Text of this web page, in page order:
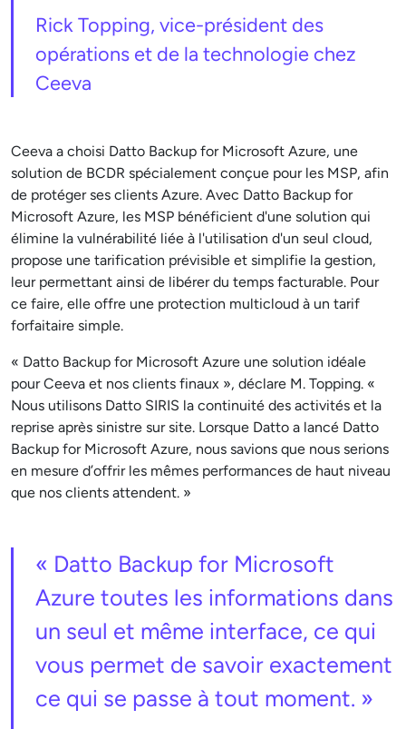
Rick Topping, vice-président des
opérations et de la technologie chez
Ceeva
Ceeva a choisi Datto Backup for Microsoft Azure, une
solution de BCDR spécialement conçue pour les MSP, afin
de protéger ses clients Azure. Avec Datto Backup for
Microsoft Azure, les MSP bénéficient d'une solution qui
élimine la vulnérabilité liée à l'utilisation d'un seul cloud,
propose une tarification prévisible et simplifie la gestion,
leur permettant ainsi de libérer du temps facturable. Pour
ce faire, elle offre une protection multicloud à un tarif
forfaitaire simple.
« Datto Backup for Microsoft Azure une solution idéale
pour Ceeva et nos clients finaux », déclare M. Topping. «
Nous utilisons Datto SIRIS la continuité des activités et la
reprise après sinistre sur site. Lorsque Datto a lancé Datto
Backup for Microsoft Azure, nous savions que nous serions
en mesure d’offrir les mêmes performances de haut niveau
que nos clients attendent. »
« Datto Backup for Microsoft
Azure toutes les informations dans
un seul et même interface, ce qui
vous permet de savoir exactement
ce qui se passe à tout moment. »